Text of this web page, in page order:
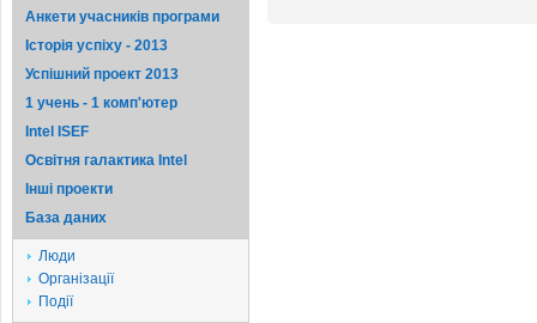
Анкети учасників програми
Історія успіху - 2013
Успішний проект 2013
1 учень - 1 комп'ютер
Intel ISEF
Освітня галактика Intel
Iншi проекти
База даних
Люди
Організації
Події